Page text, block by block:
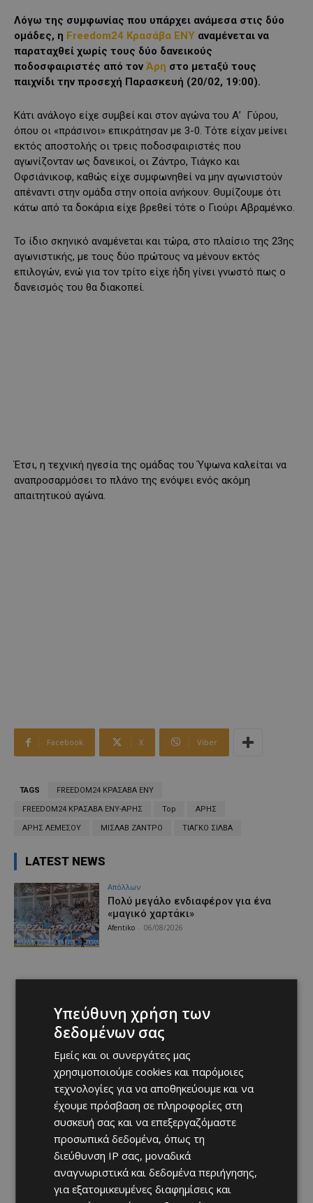
Λόγω της συμφωνίας που υπάρχει ανάμεσα στις δύο
ομάδες, η Freedom24 Κρασάβα ΕΝΥ αναμένεται να
παραταχθεί χωρίς τους δύο δανεικούς
ποδοσφαιριστές από τον Άρη στο μεταξύ τους
παιχνίδι την προσεχή Παρασκευή (20/02, 19:00).
Κάτι ανάλογο είχε συμβεί και στον αγώνα του Α’ Γύρου,
όπου οι «πράσινοι» επικράτησαν με 3-0. Τότε είχαν μείνει
εκτός αποστολής οι τρεις ποδοσφαιριστές που
αγωνίζονταν ως δανεικοί, οι Ζάντρο, Τιάγκο και
Οφσιάνικοφ, καθώς είχε συμφωνηθεί να μην αγωνιστούν
απέναντι στην ομάδα στην οποία ανήκουν. Θυμίζουμε ότι
κάτω από τα δοκάρια είχε βρεθεί τότε ο Γιούρι Αβραμένκο.
Το ίδιο σκηνικό αναμένεται και τώρα, στο πλαίσιο της 23ης
αγωνιστικής, με τους δύο πρώτους να μένουν εκτός
επιλογών, ενώ για τον τρίτο είχε ήδη γίνει γνωστό πως ο
δανεισμός του θα διακοπεί.
Έτσι, η τεχνική ηγεσία της ομάδας του Ύψωνα καλείται να
αναπροσαρμόσει τo πλάνo της ενόψει ενός ακόμη
απαιτητικού αγώνα.
Facebook X Viber
TAGS FREEDOM24 ΚΡΑΣΑΒΑ ΕΝΥ
FREEDOM24 ΚΡΑΣΑΒΑ ΕΝΥ-ΑΡΗΣ Top ΑΡΗΣ
ΑΡΗΣ ΛΕΜΕΣΟΥ ΜΙΣΛΑΒ ΖΑΝΤΡΟ ΤΙΑΓΚΟ ΣΙΛΒΑ
LATEST NEWS
Απόλλων
Πολύ μεγάλο ενδιαφέρον για ένα
«μαγικό χαρτάκι»
Afentiko 06/08/2026
Υπεύθυνη χρήση των
δεδομένων σας
Εμείς και οι συνεργάτες μας
χρησιμοποιούμε cookies και παρόμοιες
τεχνολογίες για να αποθηκεύουμε και να
έχουμε πρόσβαση σε πληροφορίες στη
συσκευή σας και να επεξεργαζόμαστε
προσωπικά δεδομένα, όπως τη
διεύθυνση IP σας, μοναδικά
αναγνωριστικά και δεδομένα περιήγησης,
για εξατομικευμένες διαφημίσεις και